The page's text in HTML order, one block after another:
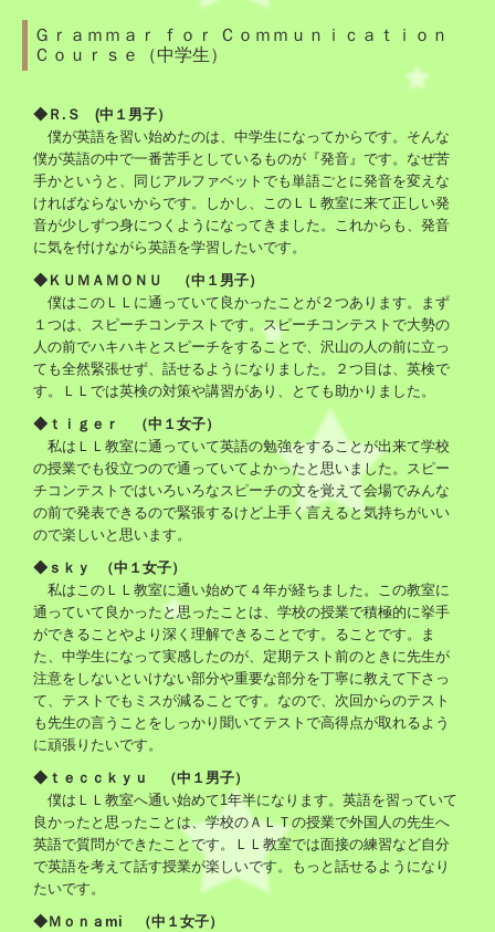
Ｇｒａｍｍａｒ ｆｏｒ Ｃｏｍｍｕｎｉｃａｔｉｏｎ
Ｃｏｕｒｓｅ（中学生）
◆Ｒ.Ｓ (中１男子）
僕が英語を習い始めたのは、中学生になってからです。そんな
僕が英語の中で一番苦手としているものが『発音』です。なぜ苦
手かというと、同じアルファベットでも単語ごとに発音を変えな
ければならないからです。しかし、このＬＬ教室に来て正しい発
音が少しずつ身につくようになってきました。これからも、発音
に気を付けながら英語を学習したいです。
◆ＫＵＭＡＭＯＮＵ （中１男子）
僕はこのＬＬに通っていて良かったことが２つあります。まず
１つは、スピーチコンテストです。スピーチコンテストで大勢の
人の前でハキハキとスピーチをすることで、沢山の人の前に立っ
ても全然緊張せず、話せるようになりました。２つ目は、英検で
す。ＬＬでは英検の対策や講習があり、とても助かりました。
◆ｔｉｇｅｒ （中１女子）
私はＬＬ教室に通っていて英語の勉強をすることが出来て学校
の授業でも役立つので通っていてよかったと思いました。スピー
チコンテストではいろいろなスピーチの文を覚えて会場でみんな
の前で発表できるので緊張するけど上手く言えると気持ちがいい
ので楽しいと思います。
◆ｓｋｙ （中１女子）
私はこのＬＬ教室に通い始めて４年が経ちました。この教室に
通っていて良かったと思ったことは、学校の授業で積極的に挙手
ができることやより深く理解できることです。ることです。ま
た、中学生になって実感したのが、定期テスト前のときに先生が
注意をしないといけない部分や重要な部分を丁寧に教えて下さっ
て、テストでもミスが減ることです。なので、次回からのテスト
も先生の言うことをしっかり聞いてテストで高得点が取れるよう
に頑張りたいです。
◆ｔｅｃｃｋｙｕ （中１男子）
僕はＬＬ教室へ通い始めて1年半になります。英語を習っていて
良かったと思ったことは、学校のＡＬＴの授業で外国人の先生へ
英語で質問ができたことです。ＬＬ教室では面接の練習など自分
で英語を考えて話す授業が楽しいです。もっと話せるようになり
たいです。
◆Ｍｏｎａmi （中１女子）